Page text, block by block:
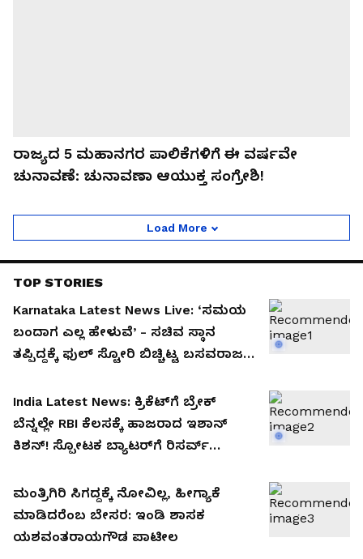
ರಾಜ್ಯದ 5 ಮಹಾನಗರ ಪಾಲಿಕೆಗಳಿಗೆ ಈ ವರ್ಷವೇ
ಚುನಾವಣೆ: ಚುನಾವಣಾ ಆಯುಕ್ತ ಸಂಗ್ರೇಶಿ!
Load More
TOP STORIES
Karnataka Latest News Live: ‘ಸಮಯ
ಬಂದಾಗ ಎಲ್ಲ ಹೇಳುವೆ’ - ಸಚಿವ ಸ್ಥಾನ
ತಪ್ಪಿದ್ದಕ್ಕೆ ಫುಲ್ ಸ್ಟೋರಿ ಬಿಚ್ಚಿಟ್ಟ ಬಸವರಾಜ
India Latest News: ಕ್ರಿಕೆಟ್‌ಗೆ ಬ್ರೇಕ್
ಬೆನ್ನಲ್ಲೇ RBI ಕೆಲಸಕ್ಕೆ ಹಾಜರಾದ ಇಶಾನ್
ಕಿಶನ್! ಸ್ಪೋಟಕ ಬ್ಯಾಟರ್‌ಗೆ ರಿಸರ್ವ್
ಎಷ್ಟು?
ಮಂತ್ರಿಗಿರಿ ಸಿಗದ್ದಕ್ಕೆ ನೋವಿಲ್ಲ, ಹೀಗ್ಯಾಕೆ
ಮಾಡಿದರೆಂಬ ಬೇಸರ: ಇಂಡಿ ಶಾಸಕ
ಯಶವಂತರಾಯಗೌಡ ಪಾಟೀಲ